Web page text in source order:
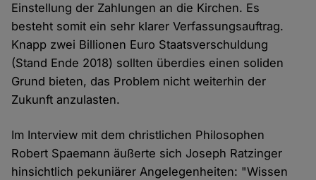
Einstellung der Zahlungen an die Kirchen. Es
besteht somit ein sehr klarer Verfassungsauftrag.
Knapp zwei Billionen Euro Staatsverschuldung
(Stand Ende 2018) sollten überdies einen soliden
Grund bieten, das Problem nicht weiterhin der
Zukunft anzulasten.
Im Interview mit dem christlichen Philosophen
Robert Spaemann äußerte sich Joseph Ratzinger
hinsichtlich pekuniärer Angelegenheiten: "Wissen